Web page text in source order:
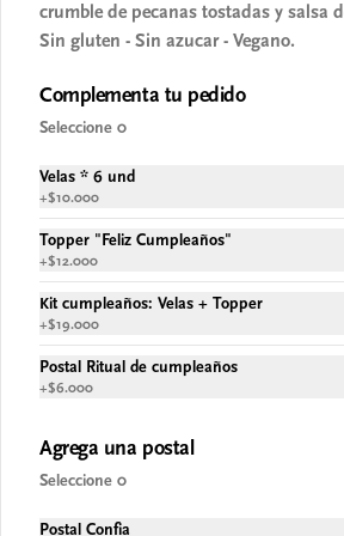
Matcha Limón Pistachos Casero
5-6 Porc. Cheesecake vegano con crema de
almendras y pistachos crocantes. Sin gluten
- Sin azucar - Vegano.
Conócenos
crumble de pecanas tostadas y salsa
Sin gluten - Sin azucar - Vegano.
Complementa tu pedido
Seleccione 0
Velas * 6 und
+$10.000
Topper "Feliz Cumpleaños"
+$12.000
Kit cumpleaños: Velas + Topper
+$19.000
Postal Ritual de cumpleaños
+$6.000
Agrega una postal
Seleccione 0
Postal Confia